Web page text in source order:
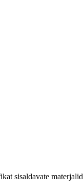
sisaldavate